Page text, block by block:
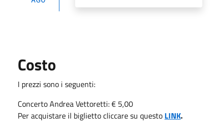
Costo
I prezzi sono i seguenti:
Concerto Andrea Vettoretti: € 5,00
Per acquistare il biglietto cliccare su questo LINK.